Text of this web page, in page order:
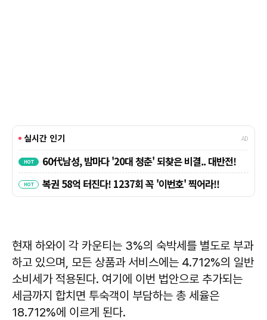
현재 하와이 각 카운티는 3%의 숙박세를 별도로 부과
하고 있으며, 모든 상품과 서비스에는 4.712%의 일반
소비세가 적용된다. 여기에 이번 법안으로 추가되는
세금까지 합치면 투숙객이 부담하는 총 세율은
18.712%에 이르게 된다.